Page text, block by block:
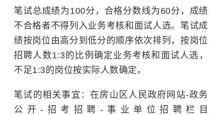
笔试总成绩为100分，合格分数线为60分，成绩
不合格者不得列入业务考核和面试人选。笔试成
绩按岗位由高分到低分的顺序依次排列，按岗位
招聘人数1:3的比例确定业务考核和面试人选，
不足1:3的岗位按实际人数确定。
笔试的相关事宜：在房山区人民政府网站-政务
公开-招考招聘-事业单位招聘栏目